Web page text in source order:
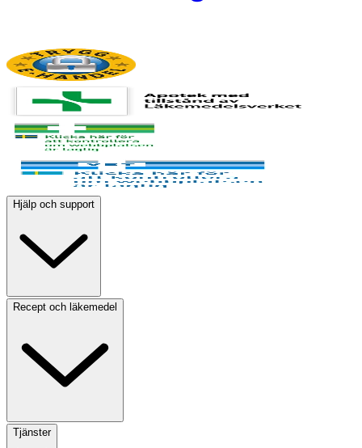
Hjälp och support
Recept och läkemedel
Tjänster